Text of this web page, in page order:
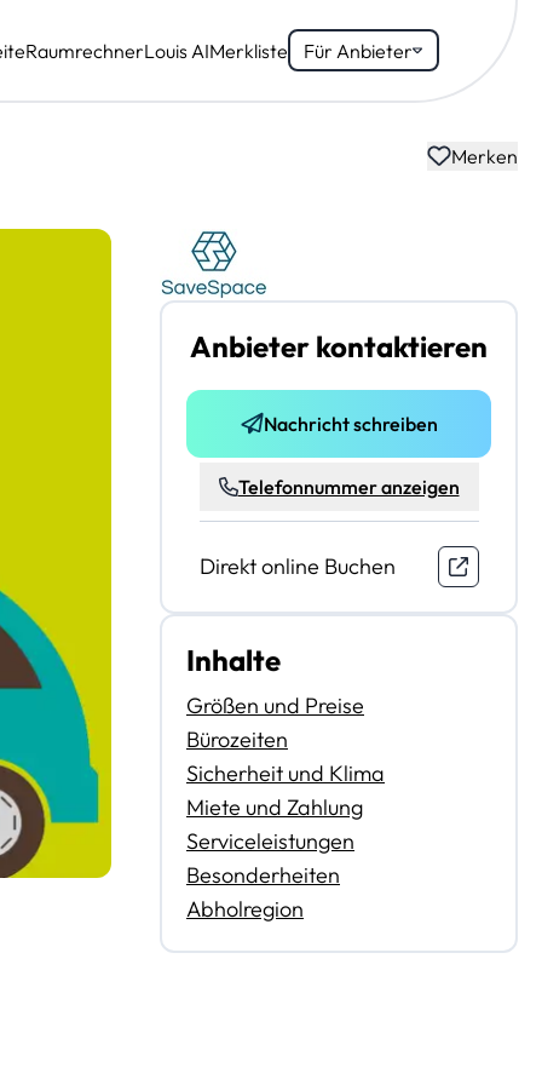
RaumrechnerLouis AIMerkliste Für Anbieter
Merken
Anbieter kontaktieren
Nachricht schreiben
Telefonnummer anzeigen
Direkt online Buchen
Inhalte
Größen und Preise
Bürozeiten
Sicherheit und Klima
Miete und Zahlung
Serviceleistungen
Besonderheiten
Abholregion